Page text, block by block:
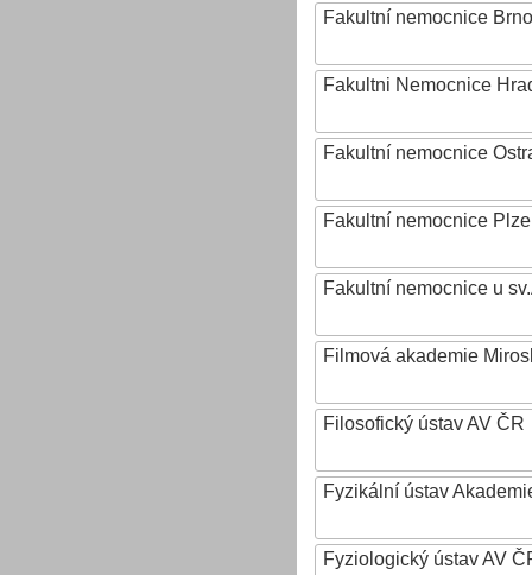
Fakultní nemocnice Brno
Fakultni Nemocnice
Fakultní nemocnice
Fakultní nemocnice
Fakultní nemocnice u
Filmová akademie
Filosofický ústav AV ČR
Fyzikální ústav
Fyziologický ústav AV